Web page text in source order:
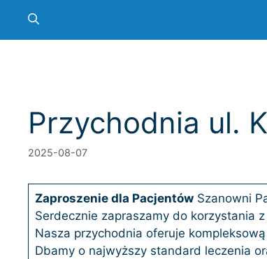
Przychodnia ul.
2025-08-07
Zaproszenie dla PacjentówSzanowni
Serdecznie zapraszamy do korzystania
Nasza przychodnia oferuje kompleksową
Dbamy o najwyższy standard leczenia